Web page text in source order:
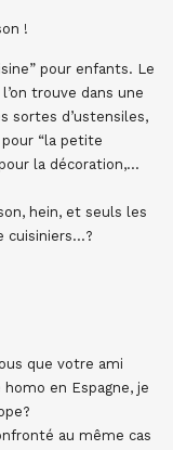
!
pour enfants. Le
trouve dans une
sortes d’ustensiles,
“la petite
la décoration,…
hein, et seuls les
cuisiniers…?
que votre ami
en Espagne, je
au même cas